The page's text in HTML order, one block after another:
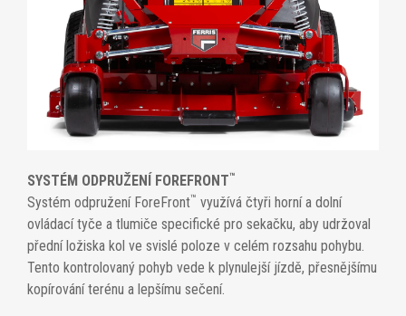
SYSTÉM ODPRUŽENÍ FOREFRONT™
Systém odpružení ForeFront™ využívá čtyři horní a dolní
ovládací tyče a tlumiče specifické pro sekačku, aby udržoval
přední ložiska kol ve svislé poloze v celém rozsahu pohybu.
Tento kontrolovaný pohyb vede k plynulejší jízdě, přesnějšímu
kopírování terénu a lepšímu sečení.